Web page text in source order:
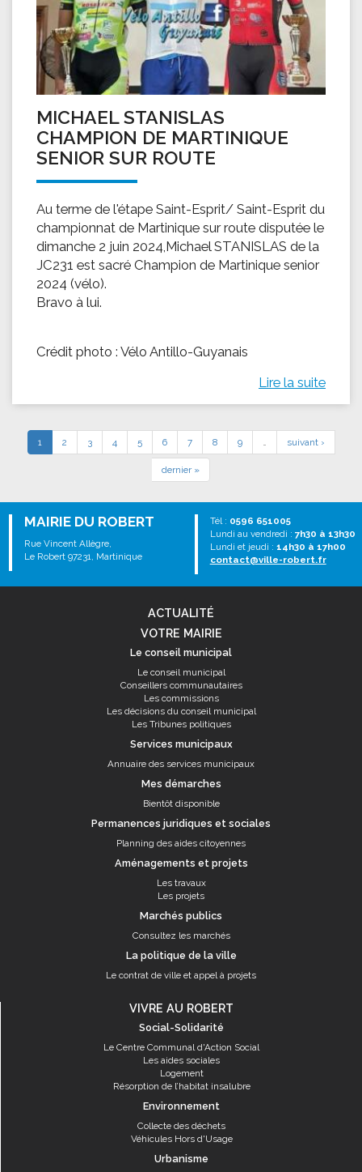
MICHAEL STANISLAS
CHAMPION DE MARTINIQUE
SENIOR SUR ROUTE
Au terme de l'étape Saint-Esprit/ Saint-Esprit du
championnat de Martinique sur route disputée le
dimanche 2 juin 2024,Michael STANISLAS de la
JC231 est sacré Champion de Martinique senior
2024 (vélo).
Bravo à lui.
Crédit photo : Vélo Antillo-Guyanais
Lire la suite
1 2 3 4 5 6 7 8 9 … suivant ›
dernier »
MAIRIE DU ROBERT
Rue Vincent Allègre,
Le Robert 97231, Martinique
Tél : 0596 651005
Lundi au vendredi : 7h30 à 13h30
Lundi et jeudi : 14h30 à 17h00
contact@ville-robert.fr
ACTUALITÉ
VOTRE MAIRIE
Le conseil municipal
Le conseil municipal
Conseillers communautaires
Les commissions
Les décisions du conseil municipal
Les Tribunes politiques
Services municipaux
Annuaire des services municipaux
Mes démarches
Bientôt disponible
Permanences juridiques et sociales
Planning des aides citoyennes
Aménagements et projets
Les travaux
Les projets
Marchés publics
Consultez les marchés
La politique de la ville
Le contrat de ville et appel à projets
VIVRE AU ROBERT
Social-Solidarité
Le Centre Communal d'Action Social
Les aides sociales
Logement
Résorption de l’habitat insalubre
Environnement
Collecte des déchets
Véhicules Hors d'Usage
Urbanisme